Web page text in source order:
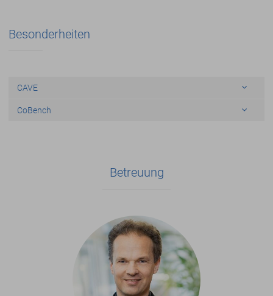
Besonderheiten
CAVE
CoBench
Betreuung